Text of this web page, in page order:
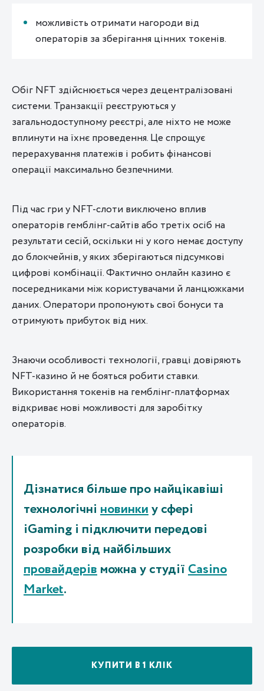
можливість отримати нагороди від
операторів за зберігання цінних токенів.
Обіг NFT здійснюється через децентралізовані
системи. Транзакції реєструються у
загальнодоступному реєстрі, але ніхто не може
вплинути на їхнє проведення. Це спрощує
перерахування платежів і робить фінансові
операції максимально безпечними.
Під час гри у NFT-слоти виключено вплив
операторів гемблінг-сайтів або третіх осіб на
результати сесій, оскільки ні у кого немає доступу
до блокчейнів, у яких зберігаються підсумкові
цифрові комбінації. Фактично онлайн казино є
посередниками між користувачами й ланцюжками
даних. Оператори пропонують свої бонуси та
отримують прибуток від них.
Знаючи особливості технології, гравці довіряють
NFT-казино й не бояться робити ставки.
Використання токенів на гемблінг-платформах
відкриває нові можливості для заробітку
операторів.
Дізнатися більше про найцікавіші
технологічні новинкиу сфері
iGaming і підключити передові
розробки від найбільших
провайдерівможна у студіїCasino
Market.
КУПИТИ В 1 КЛІК